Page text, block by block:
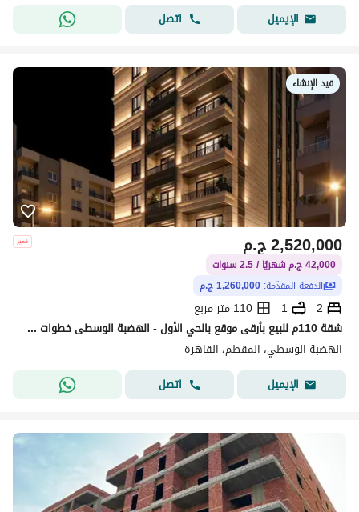
الإيميل
اتصل
قيد الإنشاء
ج.م2,520,000
42,000 ج.م شهريًا / 2.5 سنوات
الدفعة المقدّمة: 1,260,000 ج.م
2
1
110 متر مربع
شقة 110م للبيع بأرقى موقع بالحي الأول - الهضبة الوسطى خطوات من محور ياسر رزق وقريبة من كافة الخدمات.
الهضبة الوسطي، المقطم، القاهرة
الإيميل
اتصل